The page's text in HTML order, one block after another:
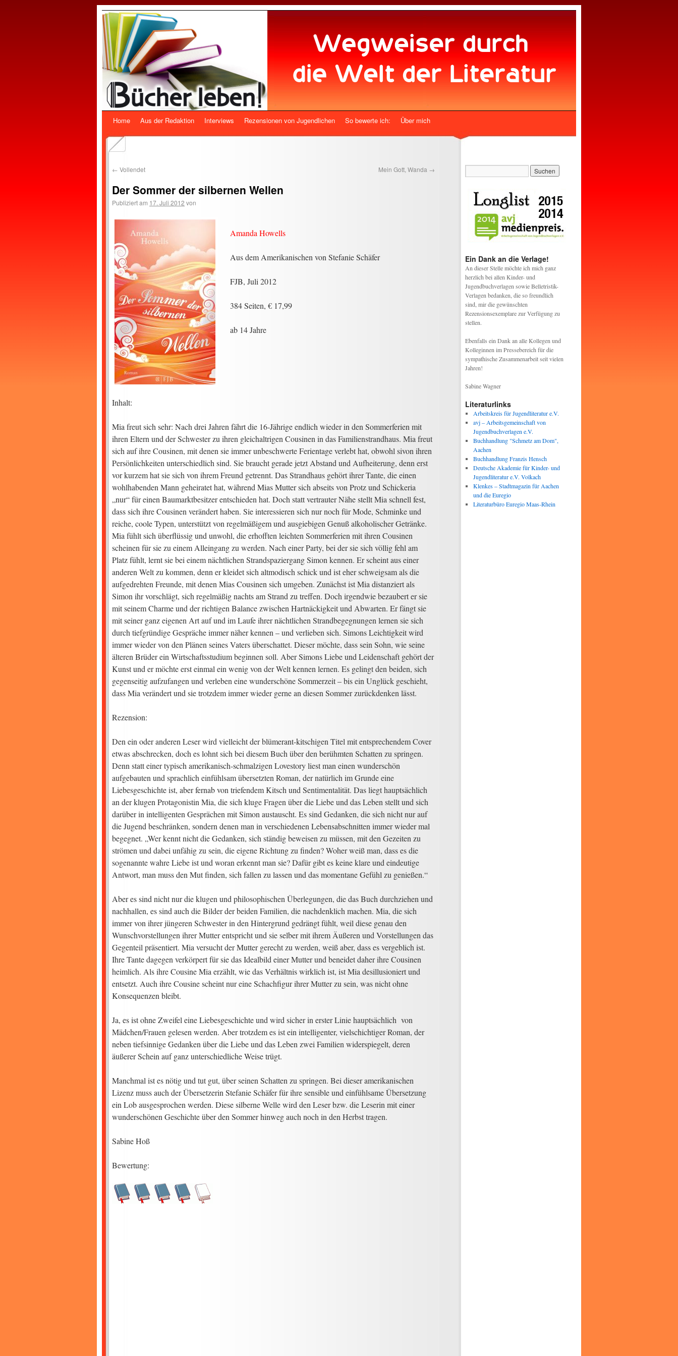
Home Aus der Redaktion Interviews Rezensionen von Jugendlichen So bewerte ich: Über mich
← Vollendet Mein Gott, Wanda →
Der Sommer der silbernen Wellen
Publiziert am 17. Juli 2012 von
Amanda Howells
Aus dem Amerikanischen von Stefanie Schäfer
FJB, Juli 2012
384 Seiten, € 17,99
ab 14 Jahre
Inhalt:
Mia freut sich sehr: Nach drei Jahren fährt die 16-Jährige endlich wieder in den Sommerferien mit
ihren Eltern und der Schwester zu ihren gleichaltrigen Cousinen in das Familienstrandhaus. Mia freut
sich auf ihre Cousinen, mit denen sie immer unbeschwerte Ferientage verlebt hat, obwohl sivon ihren
Persönlichkeiten unterschiedlich sind. Sie braucht gerade jetzt Abstand und Aufheiterung, denn erst
vor kurzem hat sie sich von ihrem Freund getrennt. Das Strandhaus gehört ihrer Tante, die einen
wohlhabenden Mann geheiratet hat, während Mias Mutter sich abseits von Protz und Schickeria
„nur“ für einen Baumarktbesitzer entschieden hat. Doch statt vertrauter Nähe stellt Mia schnell fest,
dass sich ihre Cousinen verändert haben. Sie interessieren sich nur noch für Mode, Schminke und
reiche, coole Typen, unterstützt von regelmäßigem und ausgiebigen Genuß alkoholischer Getränke.
Mia fühlt sich überflüssig und unwohl, die erhofften leichten Sommerferien mit ihren Cousinen
scheinen für sie zu einem Alleingang zu werden. Nach einer Party, bei der sie sich völlig fehl am
Platz fühlt, lernt sie bei einem nächtlichen Strandspaziergang Simon kennen. Er scheint aus einer
anderen Welt zu kommen, denn er kleidet sich altmodisch schick und ist eher schweigsam als die
aufgedrehten Freunde, mit denen Mias Cousinen sich umgeben. Zunächst ist Mia distanziert als
Simon ihr vorschlägt, sich regelmäßig nachts am Strand zu treffen. Doch irgendwie bezaubert er sie
mit seinem Charme und der richtigen Balance zwischen Hartnäckigkeit und Abwarten. Er fängt sie
mit seiner ganz eigenen Art auf und im Laufe ihrer nächtlichen Strandbegegnungen lernen sie sich
durch tiefgründige Gespräche immer näher kennen – und verlieben sich. Simons Leichtigkeit wird
immer wieder von den Plänen seines Vaters überschattet. Dieser möchte, dass sein Sohn, wie seine
älteren Brüder ein Wirtschaftsstudium beginnen soll. Aber Simons Liebe und Leidenschaft gehört der
Kunst und er möchte erst einmal ein wenig von der Welt kennen lernen. Es gelingt den beiden, sich
gegenseitig aufzufangen und verleben eine wunderschöne Sommerzeit – bis ein Unglück geschieht,
dass Mia verändert und sie trotzdem immer wieder gerne an diesen Sommer zurückdenken lässt.
Rezension:
Den ein oder anderen Leser wird vielleicht der blümerant-kitschigen Titel mit entsprechendem Cover
etwas abschrecken, doch es lohnt sich bei diesem Buch über den berühmten Schatten zu springen.
Denn statt einer typisch amerikanisch-schmalzigen Lovestory liest man einen wunderschön
aufgebauten und sprachlich einfühlsam übersetzten Roman, der natürlich im Grunde eine
Liebesgeschichte ist, aber fernab von triefendem Kitsch und Sentimentalität. Das liegt hauptsächlich
an der klugen Protagonistin Mia, die sich kluge Fragen über die Liebe und das Leben stellt und sich
darüber in intelligenten Gesprächen mit Simon austauscht. Es sind Gedanken, die sich nicht nur auf
die Jugend beschränken, sondern denen man in verschiedenen Lebensabschnitten immer wieder mal
begegnet. „Wer kennt nicht die Gedanken, sich ständig beweisen zu müssen, mit den Gezeiten zu
strömen und dabei unfähig zu sein, die eigene Richtung zu finden? Woher weiß man, dass es die
sogenannte wahre Liebe ist und woran erkennt man sie? Dafür gibt es keine klare und eindeutige
Antwort, man muss den Mut finden, sich fallen zu lassen und das momentane Gefühl zu genießen.“
Aber es sind nicht nur die klugen und philosophischen Überlegungen, die das Buch durchziehen und
nachhallen, es sind auch die Bilder der beiden Familien, die nachdenklich machen. Mia, die sich
immer von ihrer jüngeren Schwester in den Hintergrund gedrängt fühlt, weil diese genau den
Wunschvorstellungen ihrer Mutter entspricht und sie selber mit ihrem Äußeren und Vorstellungen das
Gegenteil präsentiert. Mia versucht der Mutter gerecht zu werden, weiß aber, dass es vergeblich ist.
Ihre Tante dagegen verkörpert für sie das Idealbild einer Mutter und beneidet daher ihre Cousinen
heimlich. Als ihre Cousine Mia erzählt, wie das Verhältnis wirklich ist, ist Mia desillusioniert und
entsetzt. Auch ihre Cousine scheint nur eine Schachfigur ihrer Mutter zu sein, was nicht ohne
Konsequenzen bleibt.
Ja, es ist ohne Zweifel eine Liebesgeschichte und wird sicher in erster Linie hauptsächlich von
Mädchen/Frauen gelesen werden. Aber trotzdem es ist ein intelligenter, vielschichtiger Roman, der
neben tiefsinnige Gedanken über die Liebe und das Leben zwei Familien widerspiegelt, deren
äußerer Schein auf ganz unterschiedliche Weise trügt.
Manchmal ist es nötig und tut gut, über seinen Schatten zu springen. Bei dieser amerikanischen
Lizenz muss auch der Übersetzerin Stefanie Schäfer für ihre sensible und einfühlsame Übersetzung
ein Lob ausgesprochen werden. Diese silberne Welle wird den Leser bzw. die Leserin mit einer
wunderschönen Geschichte über den Sommer hinweg auch noch in den Herbst tragen.
Sabine Hoß
Bewertung:
Ein Dank an die Verlage!
An dieser Stelle möchte ich mich ganz
herzlich bei allen Kinder- und
Jugendbuchverlagen sowie Belletristik-
Verlagen bedanken, die so freundlich
sind, mir die gewünschten
Rezensionsexemplare zur Verfügung zu
stellen.
Ebenfalls ein Dank an alle Kollegen und
Kolleginnen im Pressebereich für die
sympathische Zusammenarbeit seit vielen
Jahren!
Sabine Wagner
Literaturlinks
Arbeitskreis für Jugendliteratur e.V.
avj – Arbeitsgemeinschaft von
Jugendbuchverlagen e.V.
Buchhandlung "Schmetz am Dom",
Aachen
Buchhandlung Franzis Hensch
Deutsche Akademie für Kinder- und
Jugendliteratur e.V. Volkach
Klenkes – Stadtmagazin für Aachen
und die Euregio
Literaturbüro Euregio Maas-Rhein